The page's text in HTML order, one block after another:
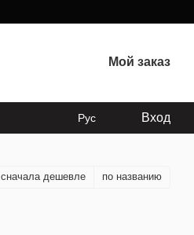
Мой заказ
Рус Вход
сначала дешевле по названию